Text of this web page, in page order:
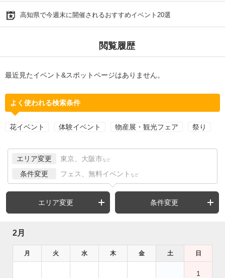
高知県で今週末に開催されるおすすめイベント20選
閲覧履歴
最近見たイベント&スポットページはありません。
よく使われる検索条件
花イベント 体験イベント 物産展・観光フェア 祭り
エリア変更 東京、大阪市 など
条件変更 フェス、無料イベント など
エリア変更 条件変更
2月
月 火 水 木 金 土 日
1